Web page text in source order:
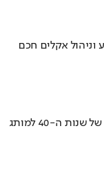
אקלים חכם
איך אסם הפכה את תקופת הצנע והמחסור הקשה של שנות ה-40 למותג